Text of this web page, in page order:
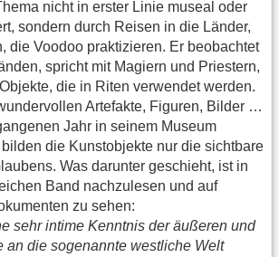
nicht in erster Linie museal oder
sondern durch Reisen in die Länder,
die Voodoo praktizieren. Er beobachtet
spricht mit Magiern und Priestern,
die in Riten verwendet werden.
Artefakte, Figuren, Bilder …
Jahr in seinem Museum
die Kunstobjekte nur die sichtbare
Was darunter geschieht, ist in
Band nachzulesen und auf
zu sehen:
sehr intime Kenntnis der äußeren und
an die sogenannte westliche Welt